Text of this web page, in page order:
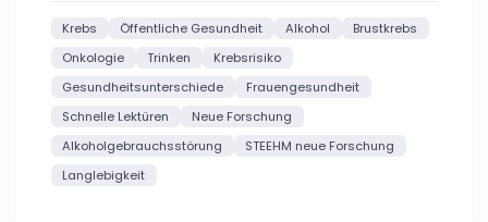
Krebs Öffentliche Gesundheit Alkohol
Brustkrebs
Onkologie
Trinken
Krebsrisiko
Gesundheitsunterschiede
Frauengesundheit
Schnelle Lektüren
Neue Forschung
Alkoholgebrauchsstörung
STEEHM neue Forschung
Langlebigkeit